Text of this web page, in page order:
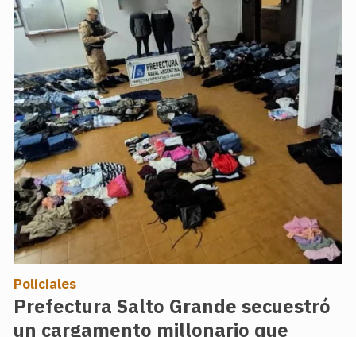
Prefectura Salto Grande secuestró
un cargamento millonario que
Policiales